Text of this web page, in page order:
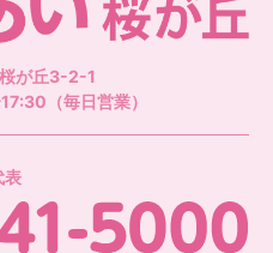
桜が丘3-2-1
（毎日営業）
表